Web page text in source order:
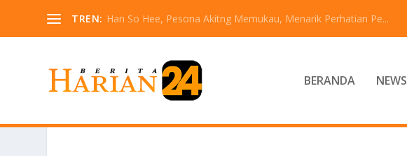
TREN: Han So Hee, Pesona Akitng Memukau, Menarik Perhatian Pe...
BERANDA NEWS